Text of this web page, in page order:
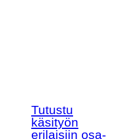
Tutustu
käsityön
erilaisiin osa-